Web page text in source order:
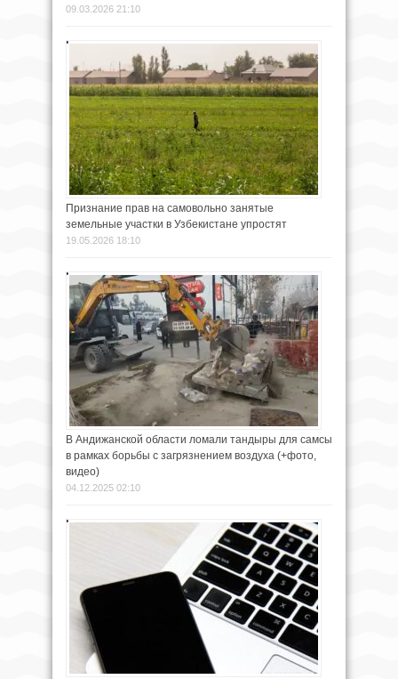
09.03.2026 21:10
Признание прав на самовольно занятые
земельные участки в Узбекистане упростят
19.05.2026 18:10
В Андижанской области ломали тандыры для самсы
в рамках борьбы с загрязнением воздуха (+фото,
видео)
04.12.2025 02:10